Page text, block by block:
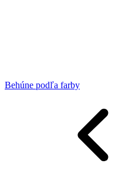
Behúne podľa farby